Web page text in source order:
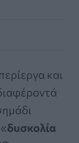
και
δυσκολία